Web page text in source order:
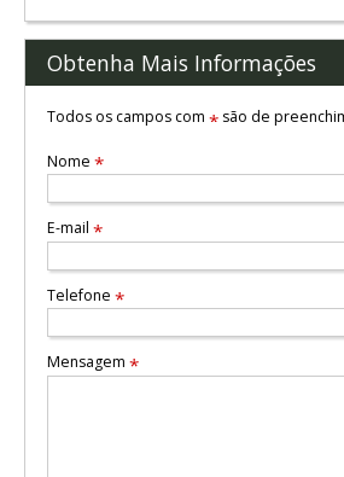
Obtenha Mais Informações
Todos os campos com *são de
Nome *
E-mail *
Telefone *
Mensagem *